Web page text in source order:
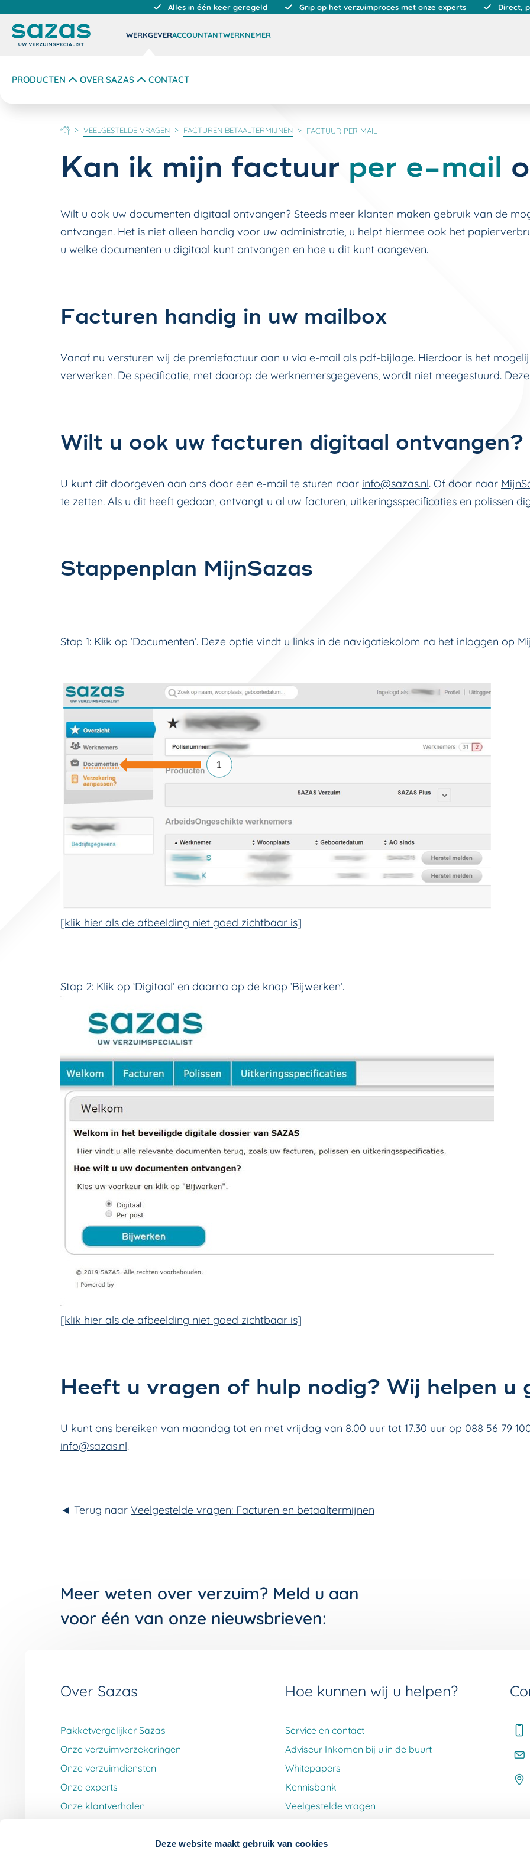
Deze website maakt gebruik van cookies
Alles in één keer geregeld Grip op het verzuimproces met onze experts Direct,
WERKGEVERACCOUNTANTWERKNEMER
PRODUCTEN OVER SAZAS CONTACT
HOME VEELGESTELDE VRAGEN FACTUREN BETAALTERMIJNEN FACTUUR PER MAIL
Kan ik mijn factuur per e-mail
Wilt u ook uw documenten digitaal ontvangen? Steeds meer klanten maken gebruik van de
ontvangen. Het is niet alleen handig voor uw administratie, u helpt hiermee ook het
u welke documenten u digitaal kunt ontvangen en hoe u dit kunt aangeven.
Facturen handig in uw mailbox
Vanaf nu versturen wij de premiefactuur aan u via e-mail als pdf-bijlage. Hierdoor is het
verwerken. De specificatie, met daarop de werknemersgegevens, wordt niet meegestuurd.
Wilt u ook uw facturen digitaal ontvangen?
U kunt dit doorgeven aan ons door een e-mail te sturen naar info@sazas.nl. Of door naar
te zetten. Als u dit heeft gedaan, ontvangt u al uw facturen, uitkeringsspecificaties en polissen
Stappenplan MijnSazas
Stap 1: Klik op ‘Documenten’. Deze optie vindt u links in de navigatiekolom na het inloggen op
[klik hier als de afbeelding niet goed zichtbaar is]
Stap 2: Klik op ‘Digitaal’ en daarna op de knop ‘Bijwerken’.
[klik hier als de afbeelding niet goed zichtbaar is]
Heeft u vragen of hulp nodig? Wij helpen u
U kunt ons bereiken van maandag tot en met vrijdag van 8.00 uur tot 17.30 uur op 088 56 79
info@sazas.nl.
◄ Terug naar Veelgestelde vragen: Facturen en betaaltermijnen
Meer weten over verzuim? Meld u aan
voor één van onze nieuwsbrieven:
Over Sazas
Pakketvergelijker Sazas
Onze verzuimverzekeringen
Onze verzuimdiensten
Onze experts
Onze klantverhalen
Hoe kunnen wij u helpen?
Service en contact
Adviseur Inkomen bij u in de buurt
Whitepapers
Kennisbank
Veelgestelde vragen